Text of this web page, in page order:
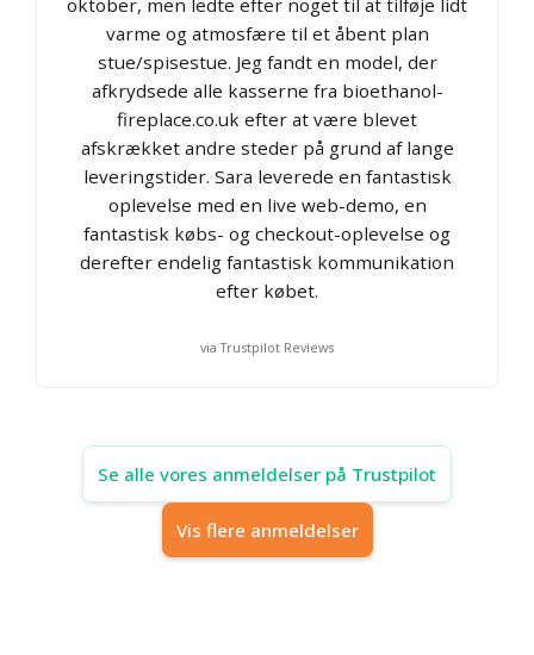
varme og atmosfære til et åbent plan
stue/spisestue. Jeg fandt en model, der
afkrydsede alle kasserne fra bioethanol-
fireplace.co.uk efter at være blevet
afskrækket andre steder på grund af lange
leveringstider. Sara leverede en fantastisk
oplevelse med en live web-demo, en
fantastisk købs- og checkout-oplevelse og
derefter endelig fantastisk kommunikation
efter købet.
via Trustpilot Reviews
Se alle vores anmeldelser på Trustpilot
Vis flere anmeldelser